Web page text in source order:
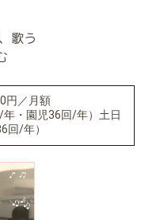
歌う
円／月額
・園児36回/年）土日
回/年）